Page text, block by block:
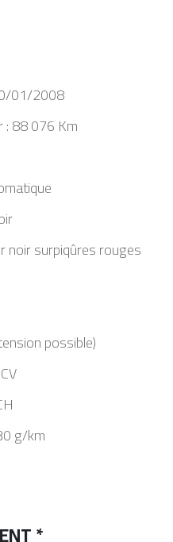
01/2008
88 076 Km
noir surpiqûres rouges
possible)
g/km